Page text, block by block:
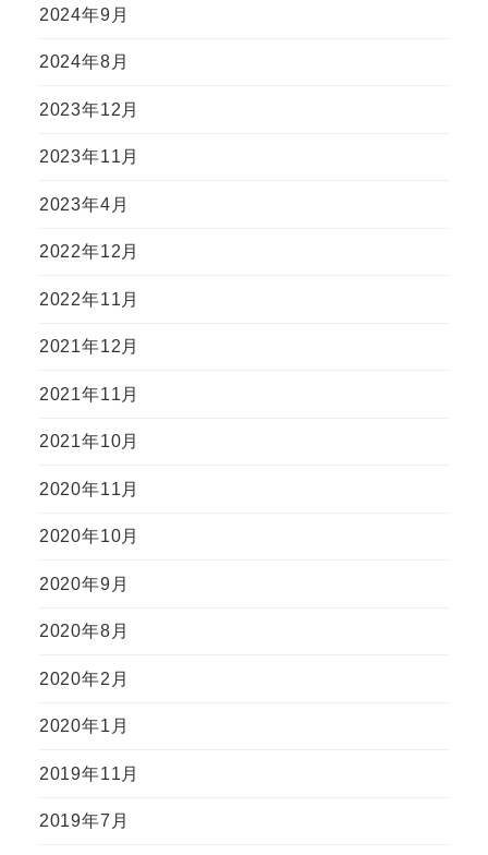
2024年9月
2024年8月
2023年12月
2023年11月
2023年4月
2022年12月
2022年11月
2021年12月
2021年11月
2021年10月
2020年11月
2020年10月
2020年9月
2020年8月
2020年2月
2020年1月
2019年11月
2019年7月